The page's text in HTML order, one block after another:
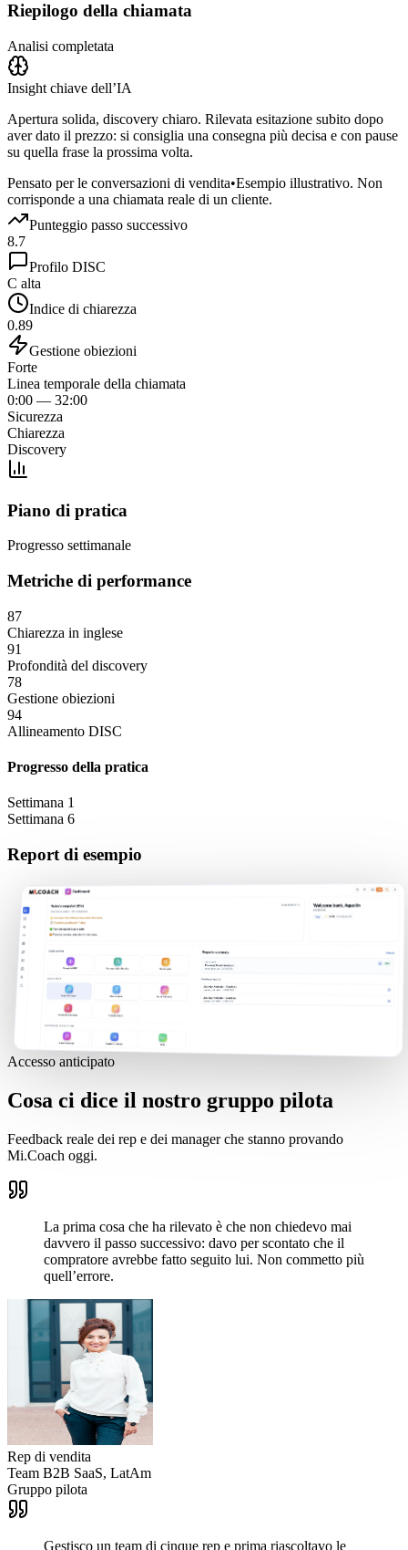
Riepilogo della chiamata
Analisi completata
Insight chiave dell’IA
Apertura solida, discovery chiaro. Rilevata esitazione subito dopo
aver dato il prezzo: si consiglia una consegna più decisa e con pause
su quella frase la prossima volta.
Pensato per le conversazioni di vendita•Esempio illustrativo. Non
corrisponde a una chiamata reale di un cliente.
Punteggio passo successivo
8.7
Profilo DISC
C alta
Indice di chiarezza
0.89
Gestione obiezioni
Forte
Linea temporale della chiamata
0:00 — 32:00
Sicurezza
Chiarezza
Discovery
Piano di pratica
Progresso settimanale
Metriche di performance
87
Chiarezza in inglese
91
Profondità del discovery
78
Gestione obiezioni
94
Allineamento DISC
Progresso della pratica
Settimana 1
Settimana 6
Report di esempio
Accesso anticipato
Cosa ci dice il nostro gruppo pilota
Feedback reale dei rep e dei manager che stanno provando
Mi.Coach oggi.
La prima cosa che ha rilevato è che non chiedevo mai
davvero il passo successivo: davo per scontato che il
compratore avrebbe fatto seguito lui. Non commetto più
quell’errore.
Rep di vendita
Team B2B SaaS, LatAm
Gruppo pilota
Gestisco un team di cinque rep e prima riascoltavo le